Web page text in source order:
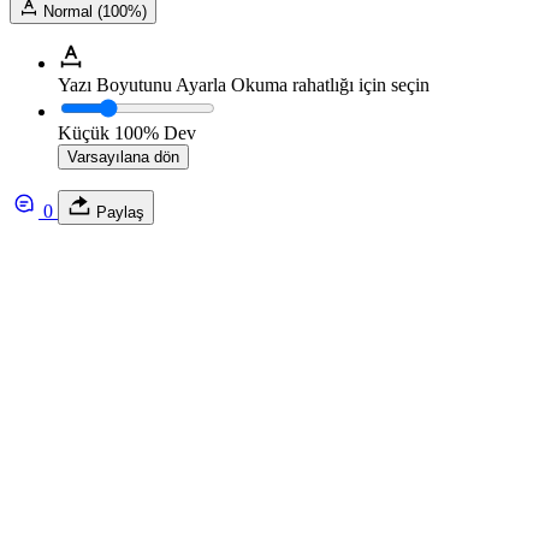
Normal (100%)
Yazı Boyutunu Ayarla Okuma rahatlığı için seçin
Küçük 100% Dev
Varsayılana dön
0 Paylaş